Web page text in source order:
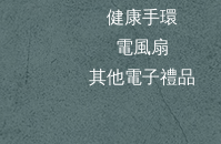
健康手環
電風扇
其他電子禮品